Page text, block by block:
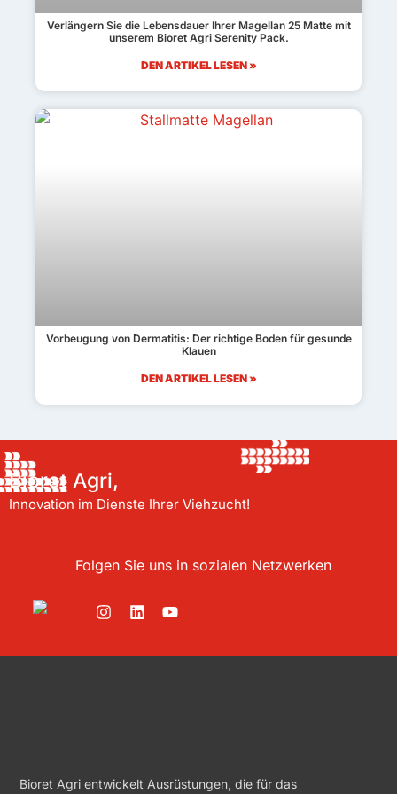
Verlängern Sie die Lebensdauer Ihrer Magellan 25 Matte mit
unserem Bioret Agri Serenity Pack.
DEN ARTIKEL LESEN »
Vorbeugung von Dermatitis: Der richtige Boden für gesunde
Klauen
DEN ARTIKEL LESEN »
Bioret Agri,
Innovation im Dienste Ihrer Viehzucht!
Folgen Sie uns in sozialen Netzwerken
Bioret Agri entwickelt Ausrüstungen, die für das